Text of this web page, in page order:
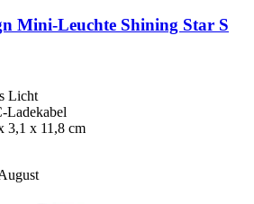
Mini-​Leuchte Shining Star S
Licht
Ladekabel
3,1 x 11,8 cm